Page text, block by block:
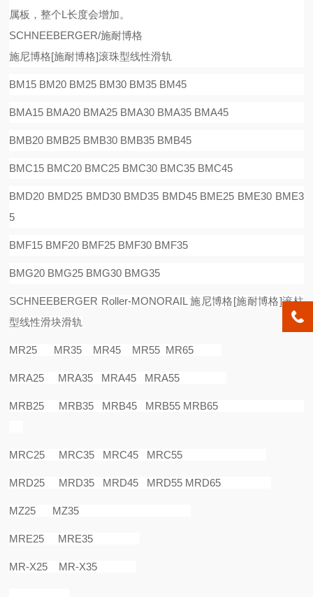
属板，整个L长度会增加。
SCHNEEBERGER/施耐博格
施尼博格[施耐博格]滚珠型线性滑轨
BM15 BM20 BM25 BM30 BM35 BM45
BMA15 BMA20 BMA25 BMA30 BMA35 BMA45
BMB20 BMB25 BMB30 BMB35 BMB45
BMC15 BMC20 BMC25 BMC30 BMC35 BMC45
BMD20 BMD25 BMD30 BMD35 BMD45 BME25 BME30 BME3
5
BMF15 BMF20 BMF25 BMF30 BMF35
BMG20 BMG25 BMG30 BMG35
SCHNEEBERGER Roller-MONORAIL施尼博格[施耐博格]滚柱
型线性滑块滑轨
MR25 MR35 MR45 MR55 MR65
MRA25 MRA35 MRA45 MRA55
MRB25 MRB35 MRB45 MRB55 MRB65
MRC25 MRC35 MRC45 MRC55
MRD25 MRD35 MRD45 MRD55 MRD65
MZ25 MZ35
MRE25 MRE35
MR-X25 MR-X35